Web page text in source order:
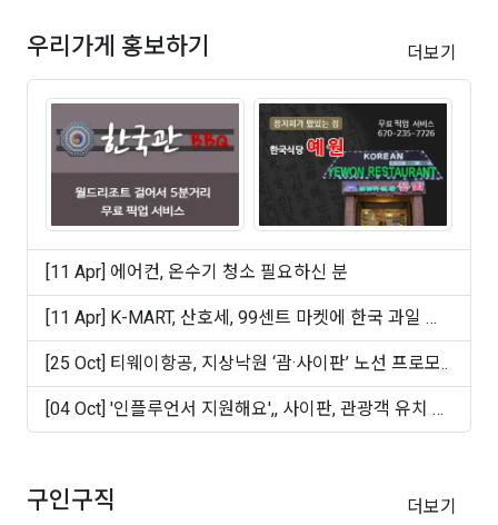
우리가게 홍보하기 더보기
[11 Apr] 에어컨, 온수기 청소 필요하신 분
[11 Apr] K-MART, 산호세, 99센트 마켓에 한국 과일 및
빵 ..
[25 Oct] 티웨이항공, 지상낙원 ‘괌·사이판’ 노선 프로모..
[04 Oct] '인플루언서 지원해요',, 사이판, 관광객 유치 마
케..
구인구직 더보기